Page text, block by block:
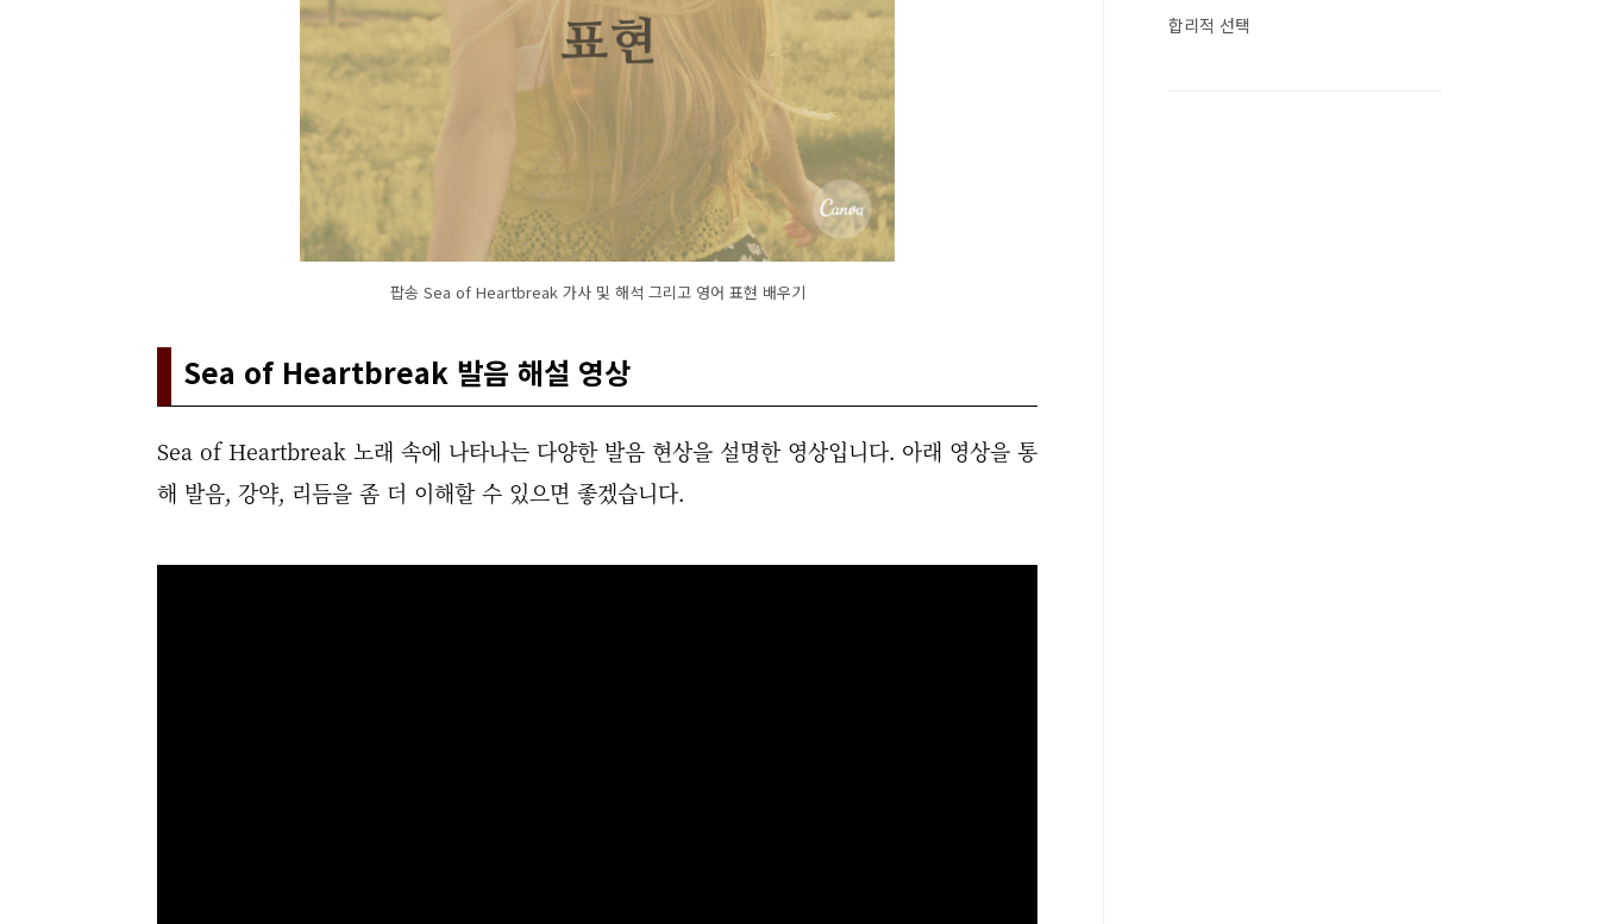
팝송 Sea of Heartbreak 가사 및 해석 그리고 영어 표현 배우기
Sea of Heartbreak 발음 해설 영상
Sea of Heartbreak 노래 속에 나타나는 다양한 발음 현상을 설명한 영상입니다. 아래 영상을 통
해 발음, 강약, 리듬을 좀 더 이해할 수 있으면 좋겠습니다.
합리적 선택